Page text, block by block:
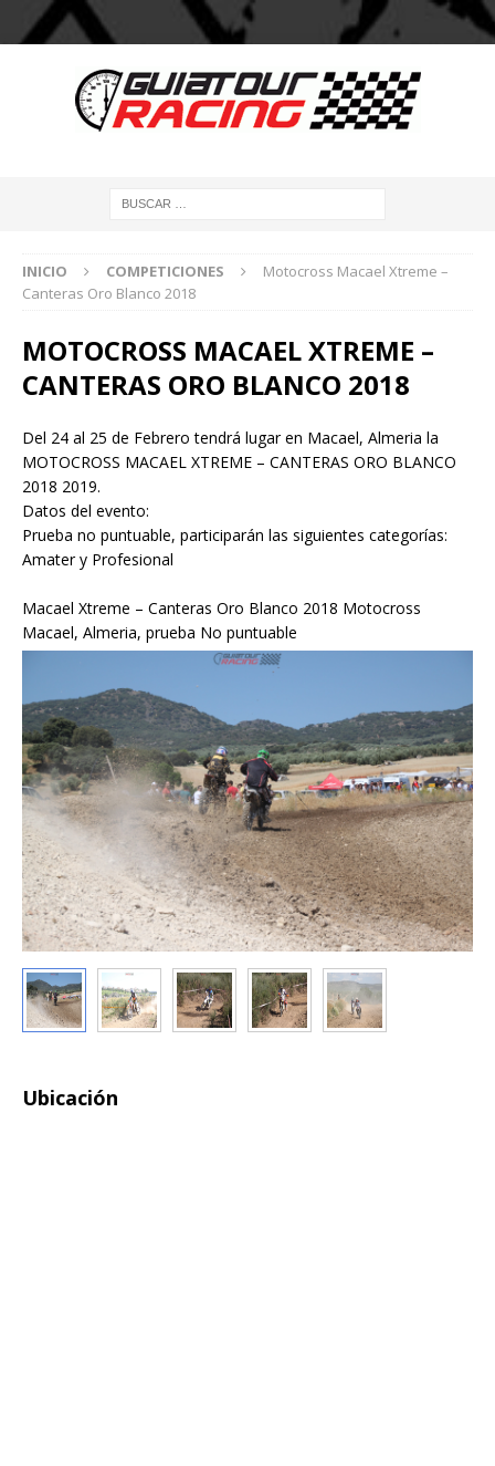
INICIO COMPETICIONES
Motocross Macael Xtreme –
Canteras Oro Blanco 2018
MOTOCROSS MACAEL XTREME –
CANTERAS ORO BLANCO 2018
Del 24 al 25 de Febrero tendrá lugar en Macael, Almeria la
MOTOCROSS MACAEL XTREME – CANTERAS ORO BLANCO
2018 2019.
Datos del evento:
Prueba no puntuable, participarán las siguientes categorías:
Amater y Profesional
Macael Xtreme – Canteras Oro Blanco 2018 Motocross
Macael, Almeria, prueba No puntuable
Ubicación